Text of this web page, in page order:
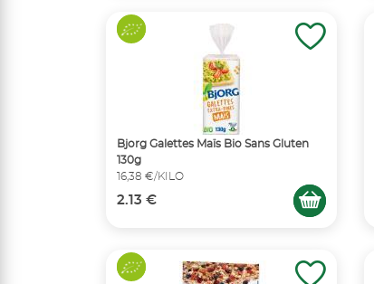
Bjorg Galettes Maïs Bio Sans Gluten
130g
16,38 €/KILO
2.13 €